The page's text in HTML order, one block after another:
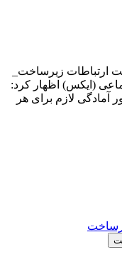
ارتباطات زیرساخت_
(ایکس) اظهار کرد:
لازم برای هر